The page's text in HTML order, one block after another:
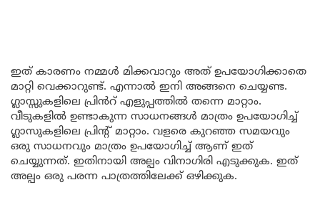
ഇത് കാരണം നമ്മൾ മിക്കവാറും അത് ഉപയോഗിക്കാതെ
മാറ്റി വെക്കാറുണ്ട്. എന്നാൽ ഇനി അങ്ങനെ ചെയ്യണ്ട.
ഗ്ലാസ്സുകളിലെ പ്രിൻറ് എളുപ്പത്തിൽ തന്നെ മാറ്റാം.
വീടുകളിൽ ഉണ്ടാകുന്ന സാധനങ്ങൾ മാത്രം ഉപയോഗിച്ച്
ഗ്ലാസുകളിലെ പ്രിൻ്റ് മാറ്റാം. വളരെ കുറഞ്ഞ സമയവും
ഒരു സാധനവും മാത്രം ഉപയോഗിച്ച് ആണ് ഇത്
ചെയ്യുന്നത്. ഇതിനായി അല്പം വിനാഗിരി എടുക്കുക. ഇത്
അല്പം ഒരു പരന്ന പാത്രത്തിലേക്ക് ഒഴിക്കുക.